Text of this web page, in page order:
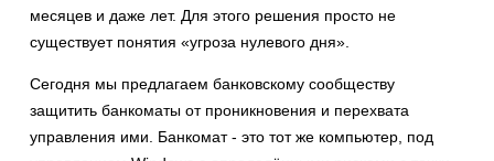
месяцев и даже лет. Для этого решения просто не
существует понятия «угроза нулевого дня».
Сегодня мы предлагаем банковскому сообществу
защитить банкоматы от проникновения и перехвата
управления ими. Банкомат - это тот же компьютер, под